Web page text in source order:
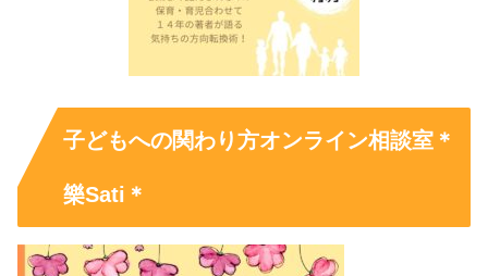
子どもへの関わり方オンライン相談室＊
樂Sati＊